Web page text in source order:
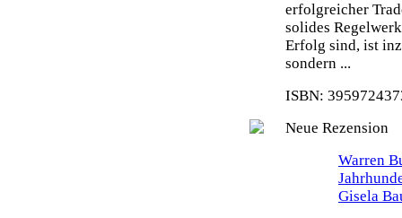
erfolgreicher
solides
Erfolg sind, ist
sondern ...
ISBN:
Neue Rezension
Warren
Gisela